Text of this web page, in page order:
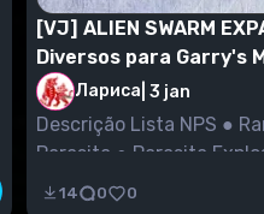
[VJ] ALIEN SWARM
Diversos para Garry's
Лариса 3 jan
Descrição Lista NPS ●
Parasita ● Parasita
14 0 0